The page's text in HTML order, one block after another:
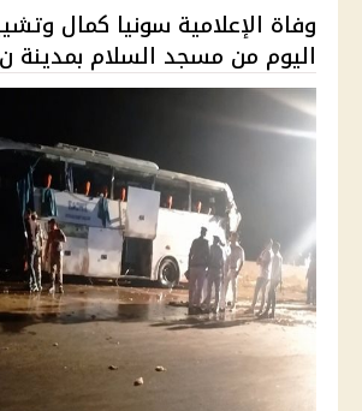
وفاة الإعلامية سونيا كمال
اليوم من مسجد السلام بمدينة